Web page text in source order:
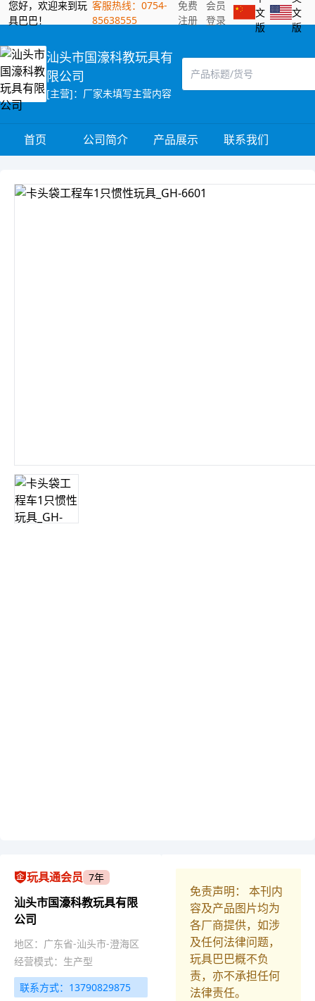
您好，欢迎来到玩
具巴巴！
客服热线：0754-
85638555
免费
注册
会员
登录
文
版
文
版
汕头市国濠科教玩具有
限公司
[主营]：厂家未填写主营内容
首页 公司简介 产品展示 联系我们
玩具通会员 7年
汕头市国濠科教玩具有限
公司
地区：广东省-汕头市-澄海区
经营模式：生产型
联系方式：13790829875
免责声明： 本刊内
容及产品图片均为
各厂商提供，如涉
及任何法律问题，
玩具巴巴概不负
责，亦不承担任何
法律责任。